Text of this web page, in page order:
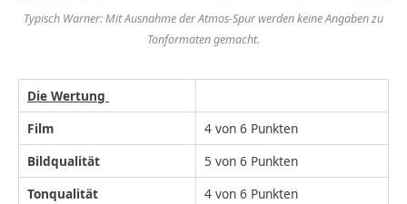
Typisch Warner: Mit Ausnahme der Atmos-Spur werden keine Angaben zu
Tonformaten gemacht.
Die Wertung
Film
4 von 6 Punkten
Bildqualität
5 von 6 Punkten
Tonqualität
4 von 6 Punkten